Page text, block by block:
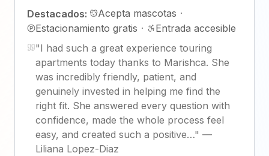
Destacados: Acepta mascotas ·
Estacionamiento gratis ·
Entrada accesible
"I had such a great experience touring
apartments today thanks to Marishca. She
was incredibly friendly, patient, and
genuinely invested in helping me find the
right fit. She answered every question with
confidence, made the whole process feel
easy, and created such a positive…" —
Liliana Lopez-Diaz